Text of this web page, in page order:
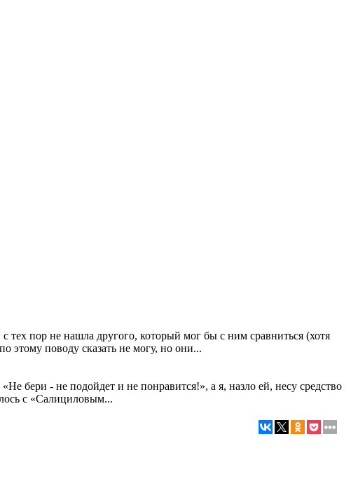
тех пор не нашла другого, который мог бы с ним сравниться (хотя
этому поводу сказать не могу, но они...
бери - не подойдет и не понравится!», а я, назло ей, несу средство
с «Салициловым...